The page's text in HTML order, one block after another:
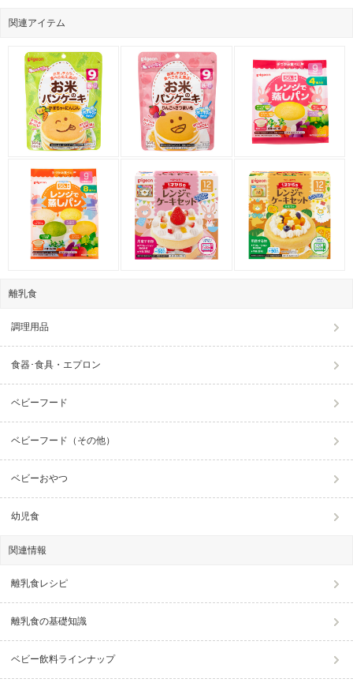
関連アイテム
離乳食
調理用品
食器･食具・エプロン
ベビーフード
ベビーフード（その他）
ベビーおやつ
幼児食
関連情報
離乳食レシピ
離乳食の基礎知識
ベビー飲料ラインナップ